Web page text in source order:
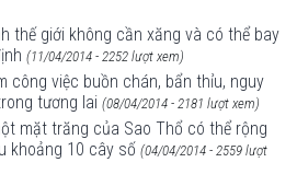
thế giới không cần xăng và có thể bay
(11/04/2014 - 2252 lượt xem)
công việc buồn chán, bẩn thỉu, nguy
tương lai (08/04/2014 - 2181 lượt xem)
mặt trăng của Sao Thổ có thể rộng
khoảng 10 cây số (04/04/2014 - 2559 lượt